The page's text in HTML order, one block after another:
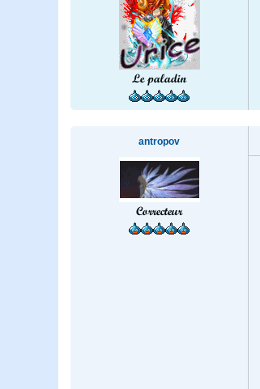
Le paladin
antropov
Correcteur